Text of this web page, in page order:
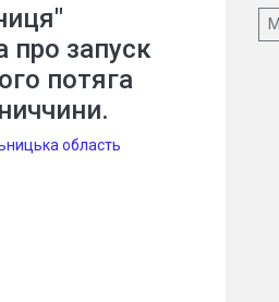
про запуск
потяга
область